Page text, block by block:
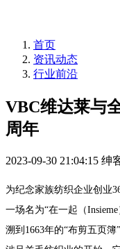
首页
资讯动态
行业前沿
VBC维达莱与
周年
2023-09-30 21:04:15 绅
为纪念家族纺织企业创业
一场名为“在一起（
溯到1663年的“布剪五页